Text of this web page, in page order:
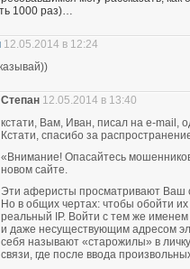
1000 раз)…
12.05.2014 в 12:24
Степан 12.05.2014 в 13:40
кстати, Вам, Иван, писал на e-mail,
Кстати, спасибо за
«Внимание! Опасайтесь
новом сайте.
Эти аферисты просматривают Ваш
Но в общих чертах: чтобы обойти
реальный IP. Войти с тем же
и даже несуществующим адресом
себя называют «старожилы» в
связи, где после ввода